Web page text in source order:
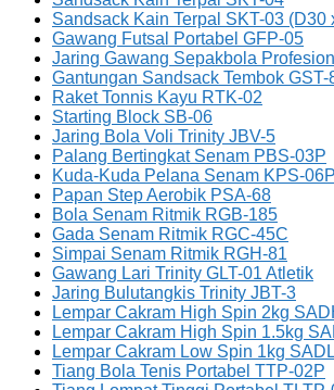
Sandsack Kain Terpal SKT-03 (D30
Gawang Futsal Portabel GFP-05
Jaring Gawang Sepakbola
Gantungan Sandsack Tembok GST-
Raket Tonnis Kayu RTK-02
Starting Block SB-06
Jaring Bola Voli Trinity JBV-5
Palang Bertingkat Senam PBS-03P
Kuda-Kuda Pelana Senam KPS-06P
Papan Step Aerobik PSA-68
Bola Senam Ritmik RGB-185
Gada Senam Ritmik RGC-45C
Simpai Senam Ritmik RGH-81
Gawang Lari Trinity GLT-01 Atletik
Jaring Bulutangkis Trinity JBT-3
Lempar Cakram High Spin 2kg
Lempar Cakram High Spin 1.5kg
Lempar Cakram Low Spin 1kg
Tiang Bola Tenis Portabel TTP-02P